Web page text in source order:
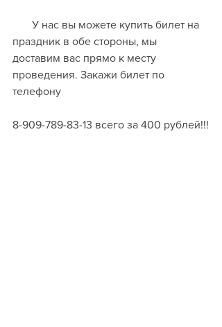
праздник в обе стороны, мы
доставим вас прямо к месту
проведения. Закажи билет по
телефону
8-909-789-83-13 всего за 400 рублей!!!